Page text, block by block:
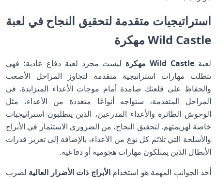
استراتيجيات متقدمة لتحقيق النجاح في لعبة
Wild Castle مهكرة
لعبة Wild Castle مهكرة
ليست مجرد لعبة دفاع عادية؛ فهي
تتطلب مهارات استراتيجية متقدمة لتجاوز المراحل الأصعب
والحفاظ على قلعتك صامدة أمام موجات الأعداء المتزايدة. في
المراحل المتقدمة، ستواجه أنواعًا متعددة من الأعداء، مثل
الوحوش الطائرة والأعداء المدرعين، الذين يتطلبون استراتيجيات
خاصة لهزيمتهم. لتحقيق النجاح، من الضروري الاستثمار في الأبراج
والأسلحة التي تلائم كل نوع من الأعداء، بالإضافة إلى تعزيز قدرات
الأبطال الذين يمتلكون مهارات هجومية أو دفاعية.
أحد الجوانب المهمة هو استخدامالأبراج ذات الأضرار العالية لضرب